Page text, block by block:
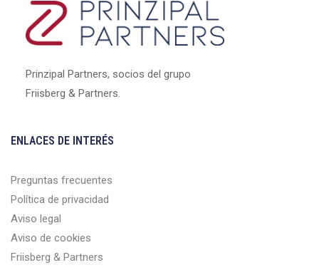
Prinzipal Partners, socios del grupo
Friisberg & Partners.
ENLACES DE INTERÉS
Preguntas frecuentes
Política de privacidad
Aviso legal
Aviso de cookies
Friisberg & Partners